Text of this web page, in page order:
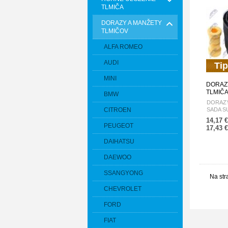
TLMIČA
DORAZY A MANŽETY
TLMIČOV
ALFA ROMEO
AUDI
MINI
BMW
CITROEN
PEUGEOT
DAIHATSU
DAEWOO
SSANGYONG
CHEVROLET
FORD
FIAT
Tip
SADA
02 /
14,17 €
17,43 €
Na